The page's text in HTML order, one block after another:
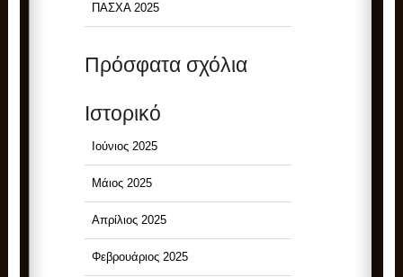
ΠΑΣΧΑ 2025
Πρόσφατα σχόλια
Ιστορικό
Ιούνιος 2025
Μάιος 2025
Απρίλιος 2025
Φεβρουάριος 2025